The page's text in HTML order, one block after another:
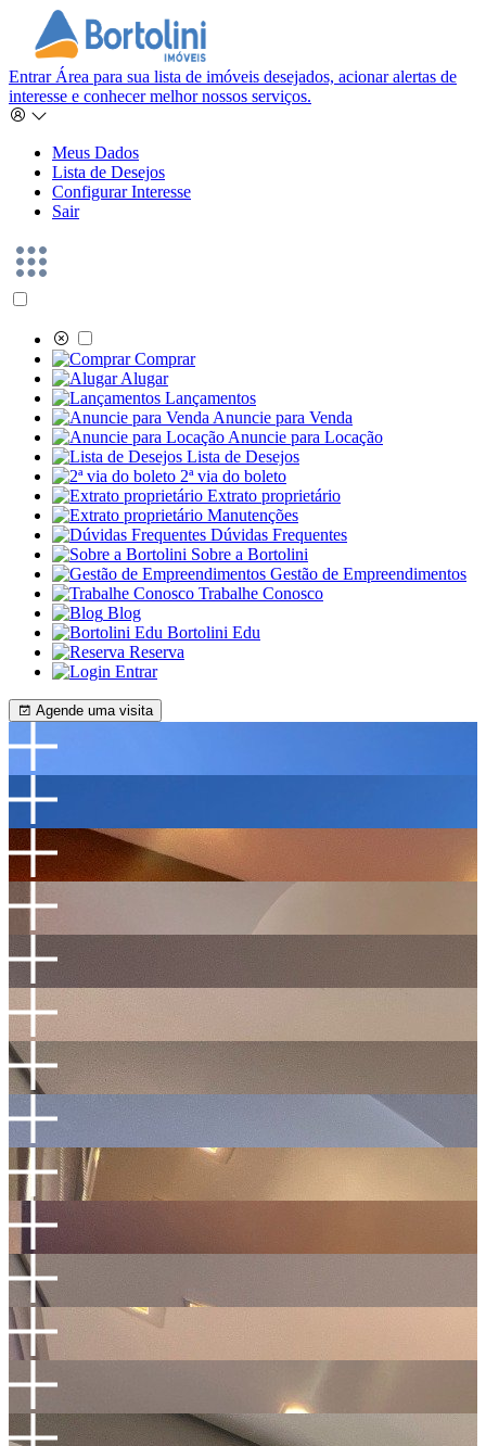
Entrar Área para sua lista de imóveis desejados, acionar alertas de
interesse e conhecer melhor nossos serviços.
Meus Dados
Lista de Desejos
Configurar Interesse
Sair
Comprar
Alugar
Lançamentos
Anuncie para Venda
Anuncie para Locação
Lista de Desejos
2ª via do boleto
Extrato proprietário
Manutenções
Dúvidas Frequentes
Sobre a Bortolini
Gestão de Empreendimentos
Trabalhe Conosco
Blog
Bortolini Edu
Reserva
Entrar
Agende uma visita